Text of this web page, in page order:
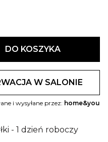
DO KOSZYKA
W SALONIE
i wysyłane przez: home&you
- 1 dzień roboczy